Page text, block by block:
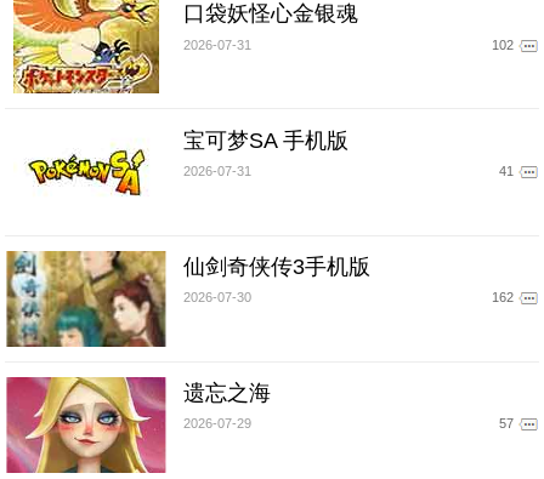
口袋妖怪心金银魂
2026-07-31 102
宝可梦SA 手机版
2026-07-31 41
仙剑奇侠传3手机版
2026-07-30 162
遗忘之海
2026-07-29 57